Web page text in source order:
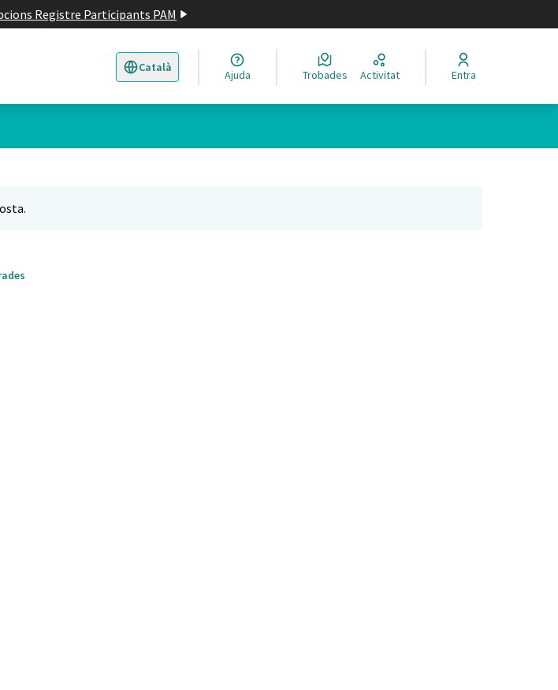
Registre Participants PAM
Català
Triar la llengua Elegir el idioma
Ajuda Trobades Activitat Entra